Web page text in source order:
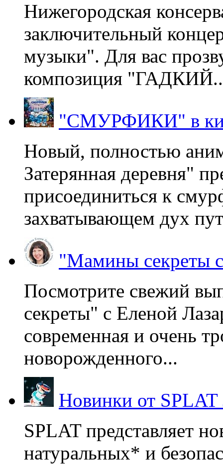
Нижегородская
заключительный
музыки". Для вас
композиция
"СМУРФИКИ" в
Новый, полностью
Затерянная деревня"
присоединиться к
захватывающем дух
"Мамины секреты
Посмотрите свежий
секреты" с Еленой
современная и очень
новорожденного...
Новинки от
SPLAT представляет
натуральных* и